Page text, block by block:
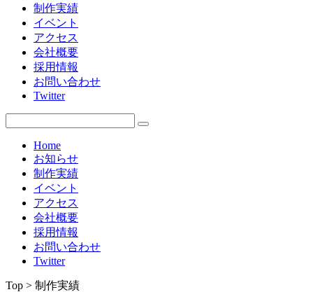
制作実績
イベント
アクセス
会社概要
採用情報
お問い合わせ
Twitter
Home
お知らせ
制作実績
イベント
アクセス
会社概要
採用情報
お問い合わせ
Twitter
Top > 制作実績
2009年